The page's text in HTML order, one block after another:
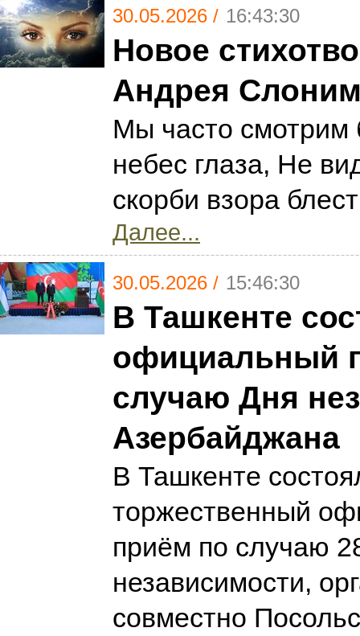
30.05.2026 / 16:43:30
Новое
Андрея
Мы часто смотрим
небес глаза, Не
скорби взора
Далее...
30.05.2026 / 15:46:30
В Ташкенте
официальный
случаю Дня
Азербайджана
В Ташкенте
торжественный
приём по случаю
независимости,
совместно